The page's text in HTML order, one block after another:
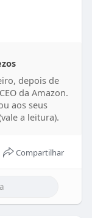
depois de
da Amazon.
aos seus
a leitura).
Compartilhar